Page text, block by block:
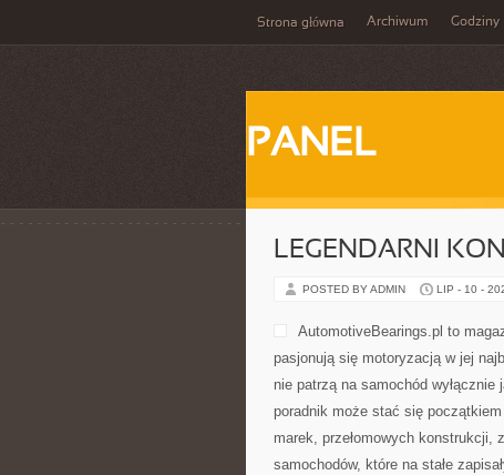
Strona główna Archiwum Godziny
PANEL
LEGENDARNI
POSTED BY ADMIN LIP - 10 -
AutomotiveBearings.pl to
pasjonują się motoryzacją w jej
nie patrzą na samochód
poradnik może stać się
marek, przełomowych konstrukcji,
samochodów, które na stałe